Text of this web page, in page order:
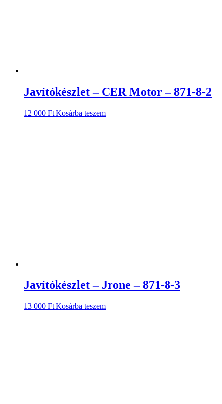
Javítókészlet – CER Motor – 871-8-2
12 000 Ft Kosárba teszem
Javítókészlet – Jrone – 871-8-3
13 000 Ft Kosárba teszem